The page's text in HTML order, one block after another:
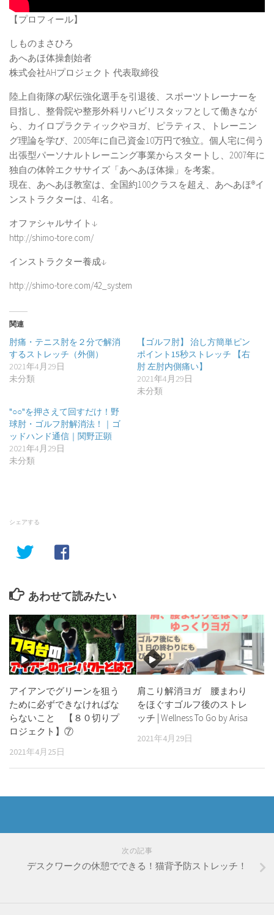
【プロフィール】
しものまさひろ
あへあほ体操創始者
株式会社AHプロジェクト 代表取締役
陸上自衛隊の駅伝強化選手を引退後、スポーツトレーナーを
目指し、整骨院や整形外科リハビリスタッフとして働きなが
ら、カイロプラクティックやヨガ、ピラティス、トレーニン
グ理論を学び、2005年に自己資金10万円で独立。個人宅に伺う
出張型パーソナルトレーニング事業からスタートし、2007年に
独自の体幹エクササイズ「あへあほ体操」を考案。
現在、あへあほ教室は、全国約100クラスを超え、あへあほ®︎イ
ンストラクターは、41名。
オファシャルサイト↓
http://shimo-tore.com/
インストラクター養成↓
http://shimo-tore.com/42_system
関連
肘痛・テニス肘を２分で解消
するストレッチ（外側）
2021年4月29日
未分類
【ゴルフ肘】 治し方簡単ピン
ポイント15秒ストレッチ 【右
肘 左肘内側痛い】
2021年4月29日
未分類
"○○"を押さえて回すだけ！野
球肘・ゴルフ肘解消法！｜ゴ
ッドハンド通信｜関野正顕
2021年4月29日
未分類
シェアする
あわせて読みたい
アイアンでグリーンを狙う
ために必ずできなければな
らないこと 【８０切りプ
ロジェクト】⑦
2021年4月25日
肩こり解消ヨガ 腰まわり
をほぐすゴルフ後のストレ
ッチ | Wellness To Go by Arisa
2021年4月29日
次の記事
デスクワークの休憩でできる！猫背予防ストレッチ！